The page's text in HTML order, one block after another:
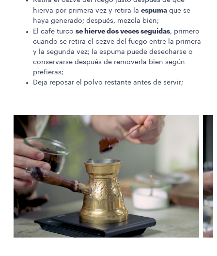
hierva por primera vez y retira la espuma que se
haya generado; después, mezcla bien;
El café turco se hierve dos veces seguidas, primero
cuando se retira el cezve del fuego entre la primera
y la segunda vez; la espuma puede desecharse o
conservarse después de removerla bien según
prefieras;
Deja reposar el polvo restante antes de servir;